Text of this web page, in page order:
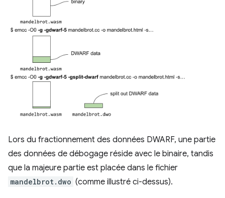
Lors du fractionnement des données DWARF, une partie
des données de débogage réside avec le binaire, tandis
que la majeure partie est placée dans le fichier
mandelbrot.dwo (comme illustré ci-dessus).